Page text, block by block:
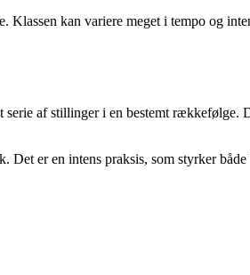
kan variere meget i tempo og
af stillinger i en bestemt
er en intens praksis, som styrker